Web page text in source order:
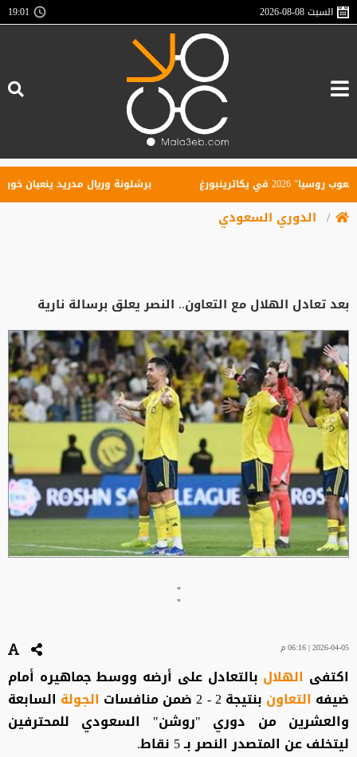
السبت2026-08-08
19:01
برشلونة وريال مدريد ينعيان خورخي
الدوري السعودي
بعد تعادل الهلال مع التعاون.. النصر يعلق برسالة نارية
"
"
2026-04-05 | 06:16 م
اكتفى الهلال بالتعادل على أرضه ووسط جماهيره أمام
ضيفه التعاون بنتيجة 2 - 2 ضمن منافسات الجولة السابعة
والعشرين من دوري "روشن" السعودي للمحترفين
ليتخلف عن المتصدر النصر بـ 5 نقاط.